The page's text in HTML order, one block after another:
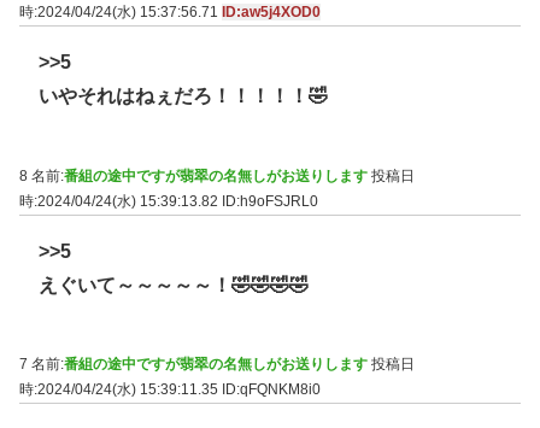
時:2024/04/24(水) 15:37:56.71
ID:aw5j4XOD0
>>5
いやそれはねぇだろ！！！！！🤣
8 名前:番組の途中ですが翡翠の名無しがお送りします 投稿日
時:2024/04/24(水) 15:39:13.82 ID:h9oFSJRL0
>>5
えぐいて～～～～～！🤣🤣🤣🤣
7 名前:番組の途中ですが翡翠の名無しがお送りします 投稿日
時:2024/04/24(水) 15:39:11.35
ID:qFQNKM8i0